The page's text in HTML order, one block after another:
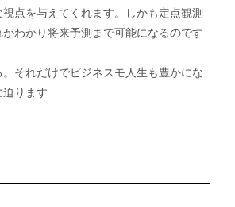
点を与えてくれます。しかも定点観測
わかり将来予測まで可能になるのです
それだけでビジネスモ人生も豊かにな
迫ります